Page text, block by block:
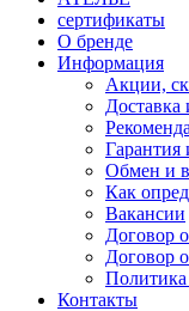
сертификаты
О бренде
Информация
Акции,
Доставка
Гарантия
Обмен и
Как
Вакансии
Договор
Договор
Контакты